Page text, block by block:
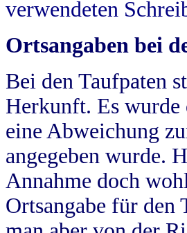
verwendeten
Ortsangaben bei
Bei den Taufpaten
Herkunft. Es wurde
eine Abweichung
angegeben wurde.
Annahme doch
Ortsangabe für den